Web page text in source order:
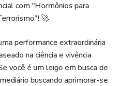
com "Hormônios para
🚀
performance extraordinária
na ciência e vivência
você é um leigo em busca de
buscando aprimorar-se